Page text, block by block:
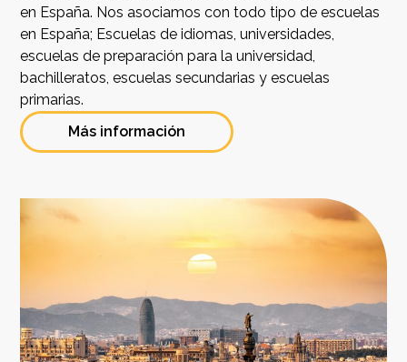
en España. Nos asociamos con todo tipo de escuelas
en España; Escuelas de idiomas, universidades,
escuelas de preparación para la universidad,
bachilleratos, escuelas secundarias y escuelas
primarias.
Más información